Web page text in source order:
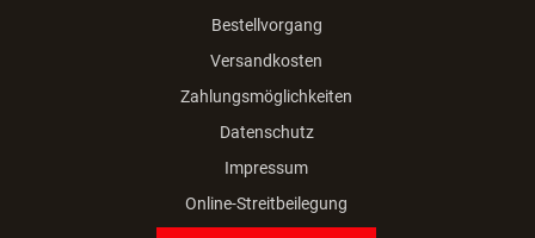
Bestellvorgang
Versandkosten
Zahlungsmöglichkeiten
Datenschutz
Impressum
Online-Streitbeilegung